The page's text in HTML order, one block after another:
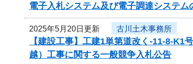
電子入札システム及び電子調達システ
2025年5月20日更新 古川土木事務所
【建設工事】工建1単第道改く-11-8-
越）工事に関する一般競争入札公告